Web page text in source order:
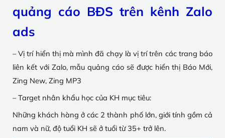
quảng cáo BĐS trên kênh Zalo
ads
– Vị trí hiển thị mà mình đã chạy là vị trí trên các trang báo
liên kết với Zalo, mẫu quảng cáo sẽ được hiển thị Báo Mới,
Zing New, Zing MP3
– Target nhân khẩu học của KH mục tiêu:
Những khách hàng ở các 2 thành phố lớn, giới tính gồm cả
nam và nữ, độ tuổi KH sẽ ở tuổi từ 35+ trở lên.